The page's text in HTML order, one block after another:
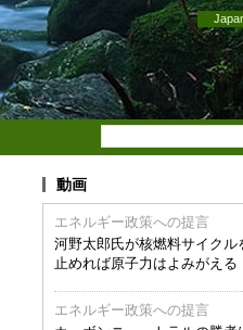
動画
エネルギー政策への提言
河野太郎氏が核燃料サイクル
止めれば原子力はよみがえる
エネルギー政策への提言